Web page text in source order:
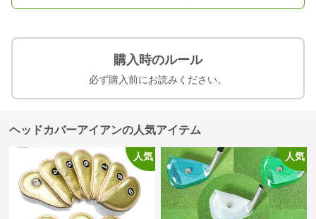
購入時のルール
必ず購入前にお読みください。
ヘッドカバーアイアンの人気アイテム
人気 人気